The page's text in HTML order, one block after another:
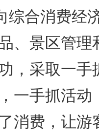
综合消费经
、景区管理
，采取一手
一手抓活动
消费，让游